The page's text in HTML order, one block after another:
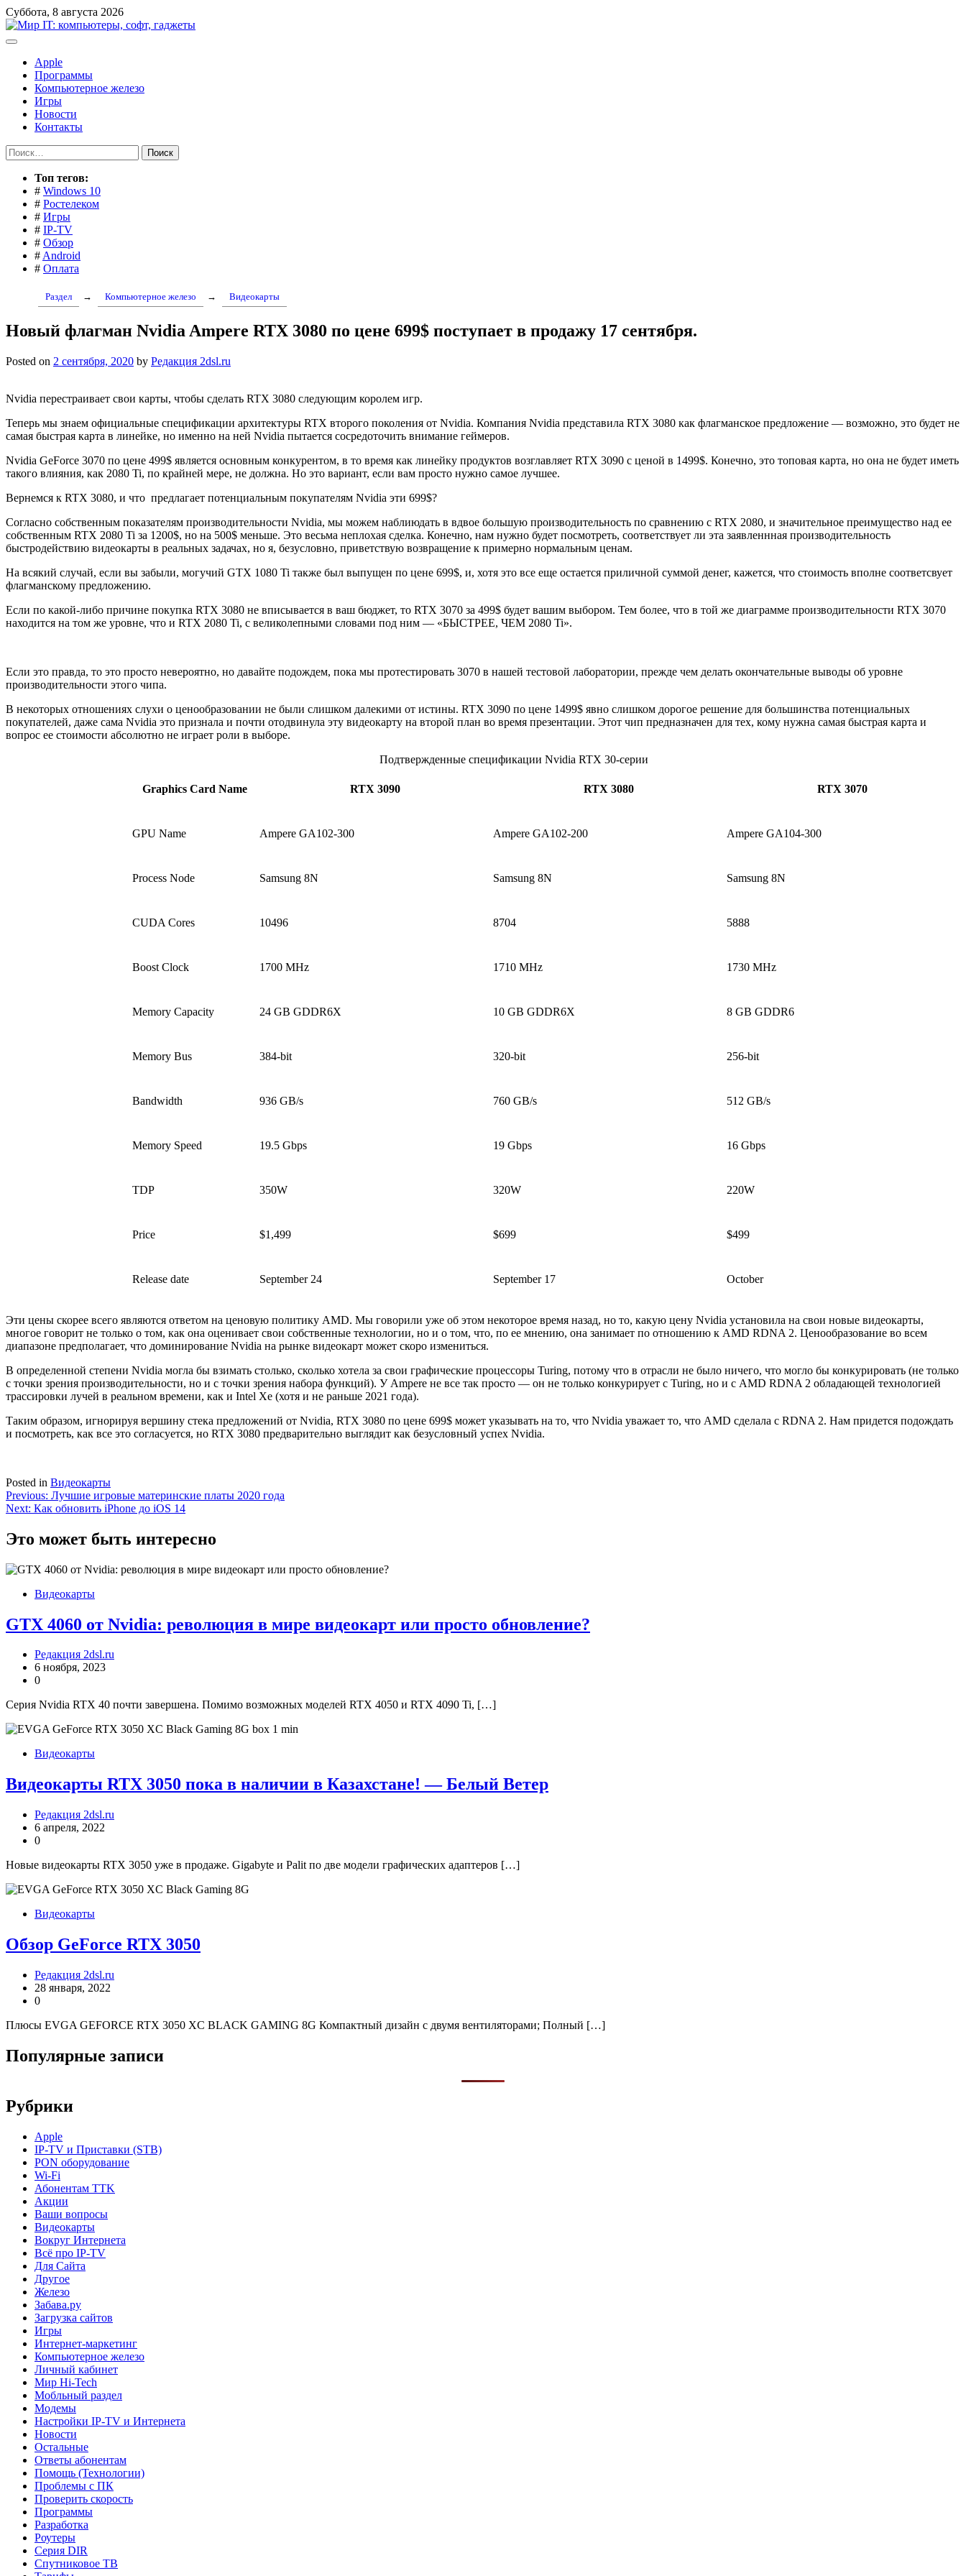
Перейти
к
содержимому
Суббота, 8 августа 2026
Apple
Программы
Компьютерное железо
Игры
Новости
Контакты
Найти:
Toп тегов:
# Windows 10
# Ростелеком
# Игры
# IP-TV
# Обзор
# Android
# Оплата
Раздел → Компьютерное железо → Видеокарты
Новый флагман Nvidia Ampere RTX 3080 по цене 699$ поступает в продажу 17 сентября.
Posted on 2 сентября, 2020 by Редакция 2dsl.ru
Nvidia перестраивает свои карты, чтобы сделать RTX 3080 следующим королем игр.
Теперь мы знаем официальные спецификации архитектуры RTX второго поколения от Nvidia. Компания Nvidia представила RTX 3080 как флагманское предложение — возможно, это будет не
самая быстрая карта в линейке, но именно на ней Nvidia пытается сосредоточить внимание геймеров.
Nvidia GeForce 3070 по цене 499$ является основным конкурентом, в то время как линейку продуктов возглавляет RTX 3090 с ценой в 1499$. Конечно, это топовая карта, но она не будет иметь
такого влияния, как 2080 Ti, по крайней мере, не должна. Но это вариант, если вам просто нужно самое лучшее.
Вернемся к RTX 3080, и что предлагает потенциальным покупателям Nvidia эти 699$?
Согласно собственным показателям производительности Nvidia, мы можем наблиюдать в вдвое большую производительность по сравнению с RTX 2080, и значительное преимущество над ее
собственным RTX 2080 Ti за 1200$, но на 500$ меньше. Это весьма неплохая сделка. Конечно, нам нужно будет посмотреть, соответствует ли эта заявленнная производительность
быстродействию видеокарты в реальных задачах, но я, безусловно, приветствую возвращение к примерно нормальным ценам.
На всякий случай, если вы забыли, могучий GTX 1080 Ti также был выпущен по цене 699$, и, хотя это все еще остается приличной суммой денег, кажется, что стоимость вполне соответсвует
флагманскому предложению.
Если по какой-либо причине покупка RTX 3080 не вписывается в ваш бюджет, то RTX 3070 за 499$ будет вашим выбором. Тем более, что в той же диаграмме производительности RTX 3070
находится на том же уровне, что и RTX 2080 Ti, с великолепными словами под ним — «БЫСТРЕЕ, ЧЕМ 2080 Ti».
Если это правда, то это просто невероятно, но давайте подождем, пока мы протестировать 3070 в нашей тестовой лаборатории, прежде чем делать окончательные выводы об уровне
производительности этого чипа.
В некоторых отношениях слухи о ценообразовании не были слишком далекими от истины. RTX 3090 по цене 1499$ явно слишком дорогое решение для большинства потенциальных
покупателей, даже сама Nvidia это признала и почти отодвинула эту видеокарту на второй план во время презентации. Этот чип предназначен для тех, кому нужна самая быстрая карта и
вопрос ее стоимости абсолютно не играет роли в выборе.
Подтвержденные спецификации Nvidia RTX 30-серии
Graphics Card Name RTX 3090 RTX 3080 RTX 3070
GPU Name Ampere GA102-300 Ampere GA102-200 Ampere GA104-300
Process Node Samsung 8N Samsung 8N Samsung 8N
CUDA Cores 10496 8704 5888
Boost Clock 1700 MHz 1710 MHz 1730 MHz
Memory Capacity 24 GB GDDR6X 10 GB GDDR6X 8 GB GDDR6
Memory Bus 384-bit 320-bit 256-bit
Bandwidth 936 GB/s 760 GB/s 512 GB/s
Memory Speed 19.5 Gbps 19 Gbps 16 Gbps
TDP 350W 320W 220W
Price $1,499 $699 $499
Release date September 24 September 17 October
Эти цены скорее всего являются ответом на ценовую политику AMD. Мы говорили уже об этом некоторое время назад, но то, какую цену Nvidia установила на свои новые видеокарты,
многое говорит не только о том, как она оценивает свои собственные технологии, но и о том, что, по ее мнению, она занимает по отношению к AMD RDNA 2. Ценообразование во всем
диапазоне предполагает, что доминирование Nvidia на рынке видеокарт может скоро измениться.
В определенной степени Nvidia могла бы взимать столько, сколько хотела за свои графические процессоры Turing, потому что в отрасли не было ничего, что могло бы конкурировать (не только
с точки зрения производительности, но и с точки зрения набора функций). У Ampere не все так просто — он не только конкурирует с Turing, но и с AMD RDNA 2 обладающей технологией
трассировки лучей в реальном времени, как и Intel Xe (хотя и не раньше 2021 года).
Таким образом, игнорируя вершину стека предложений от Nvidia, RTX 3080 по цене 699$ может указывать на то, что Nvidia уважает то, что AMD сделала с RDNA 2. Нам придется подождать
и посмотреть, как все это согласуется, но RTX 3080 предварительно выглядит как безусловный успех Nvidia.
Posted in Видеокарты
Навигация
по
записям
Previous: Лучшие игровые материнские платы 2020 года
Next: Как обновить iPhone до iOS 14
Это может быть интересно
Видеокарты
GTX 4060 от Nvidia: революция в мире видеокарт или просто обновление?
Редакция 2dsl.ru
6 ноября, 2023
0
Серия Nvidia RTX 40 почти завершена. Помимо возможных моделей RTX 4050 и RTX 4090 Ti, […]
Видеокарты
Видеокарты RTX 3050 пока в наличии в Казахстане! — Белый Ветер
Редакция 2dsl.ru
6 апреля, 2022
0
Новые видеокарты RTX 3050 уже в продаже. Gigabyte и Palit по две модели графических адаптеров […]
Видеокарты
Обзор GeForce RTX 3050
Редакция 2dsl.ru
28 января, 2022
0
Плюсы EVGA GEFORCE RTX 3050 XC BLACK GAMING 8G Компактный дизайн с двумя вентиляторами; Полный […]
Популярные записи
Рубрики
Apple
IP-TV и Приставки (STB)
PON оборудование
Wi-Fi
Абонентам TTK
Акции
Ваши вопросы
Видеокарты
Вокруг Интернета
Всё про IP-TV
Для Сайта
Другое
Железо
Забава.ру
Загрузка сайтов
Игры
Интернет-маркетинг
Компьютерное железо
Личный кабинет
Мир Hi-Tech
Мобльный раздел
Модемы
Настройки IP-TV и Интернета
Новости
Остальные
Ответы абонентам
Помощь (Технологии)
Проблемы с ПК
Проверить скорость
Программы
Разработка
Роутеры
Серия DIR
Спутниковое ТВ